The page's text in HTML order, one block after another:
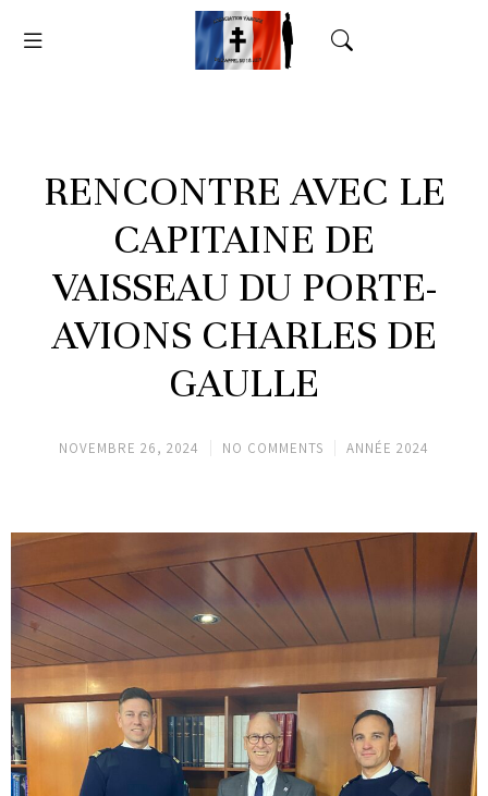
RENCONTRE AVEC LE
CAPITAINE DE
VAISSEAU DU PORTE-
AVIONS CHARLES DE
GAULLE
NOVEMBRE 26, 2024 NO COMMENTS ANNÉE 2024